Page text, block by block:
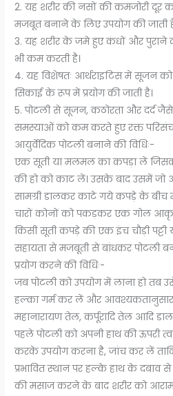
2. यह शरीर की नसों की कमजोरी दूर
मजबूत बनाने के लिए उपयोग की जाती
3. यह शरीर के जमे हुए कंधों और पुराने
भी कम करती है।
4. यह विशेषतः आर्थराइटिस में सूजन
सिकाई के रूप में प्रयोग की जाती है।
5. पोटली से सूजन, कठोरता और दर्द
समस्याओं को कम करते हुए रक्त
आयुर्वेदिक पोटली बनाने की विधिः-
एक सूती या मलमल का कपड़ा लें जिसकी
की हो को काट लें। उसके बाद उसमें जो
सामग्री डालकर काटे गये कपड़े के
चारों कोनों को पकड़कर एक गोल
किसी सूती कपड़े की एक इंच चौड़ी पट्टी
सहायता से मजबूती से बांधकर पोटली
प्रयोग करने की विधिः-
जब पोटली को उपयोग में लाना हो तब
हल्का गर्म कर लें और
महानारायण तेल, कर्पूरादि तेल आदि
पहले पोटली को अपनी हाथ की ऊपरी
करके उपयोग करना है, जांच कर लें
प्रभावित स्थान पर हल्के हाथ के दबाव
की मसाज करने के बाद शरीर को आराम